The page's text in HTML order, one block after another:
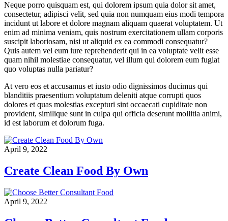
Neque porro quisquam est, qui dolorem ipsum quia dolor sit amet,
consectetur, adipisci velit, sed quia non numquam eius modi tempora
incidunt ut labore et dolore magnam aliquam quaerat voluptatem. Ut
enim ad minima veniam, quis nostrum exercitationem ullam corporis
suscipit laboriosam, nisi ut aliquid ex ea commodi consequatur?
Quis autem vel eum iure reprehenderit qui in ea voluptate velit esse
quam nihil molestiae consequatur, vel illum qui dolorem eum fugiat
quo voluptas nulla pariatur?
At vero eos et accusamus et iusto odio dignissimos ducimus qui
blanditiis praesentium voluptatum deleniti atque corrupti quos
dolores et quas molestias excepturi sint occaecati cupiditate non
provident, similique sunt in culpa qui officia deserunt mollitia animi,
id est laborum et dolorum fuga.
April 9, 2022
Create Clean Food By Own
April 9, 2022